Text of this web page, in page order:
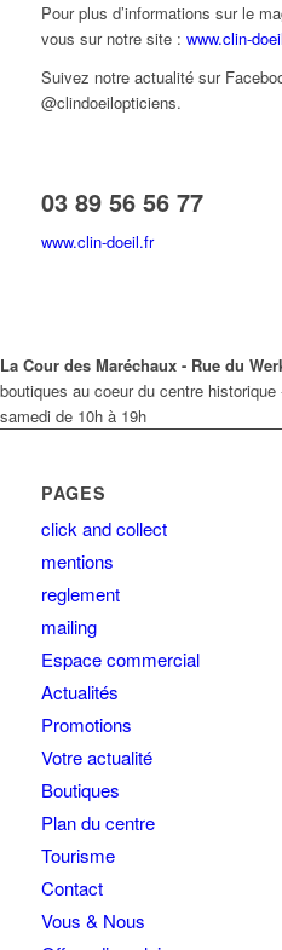
Pour plus d’informations sur le
vous sur notre site : www.clin-
Suivez notre actualité sur
@clindoeilopticiens.
03 89 56 56 77
www.clin-doeil.fr
La Cour des Maréchaux - Rue du
boutiques au coeur du centre
samedi de 10h à 19h
PAGES
click and collect
mentions
reglement
mailing
Espace commercial
Actualités
Promotions
Votre actualité
Boutiques
Plan du centre
Tourisme
Contact
Vous & Nous